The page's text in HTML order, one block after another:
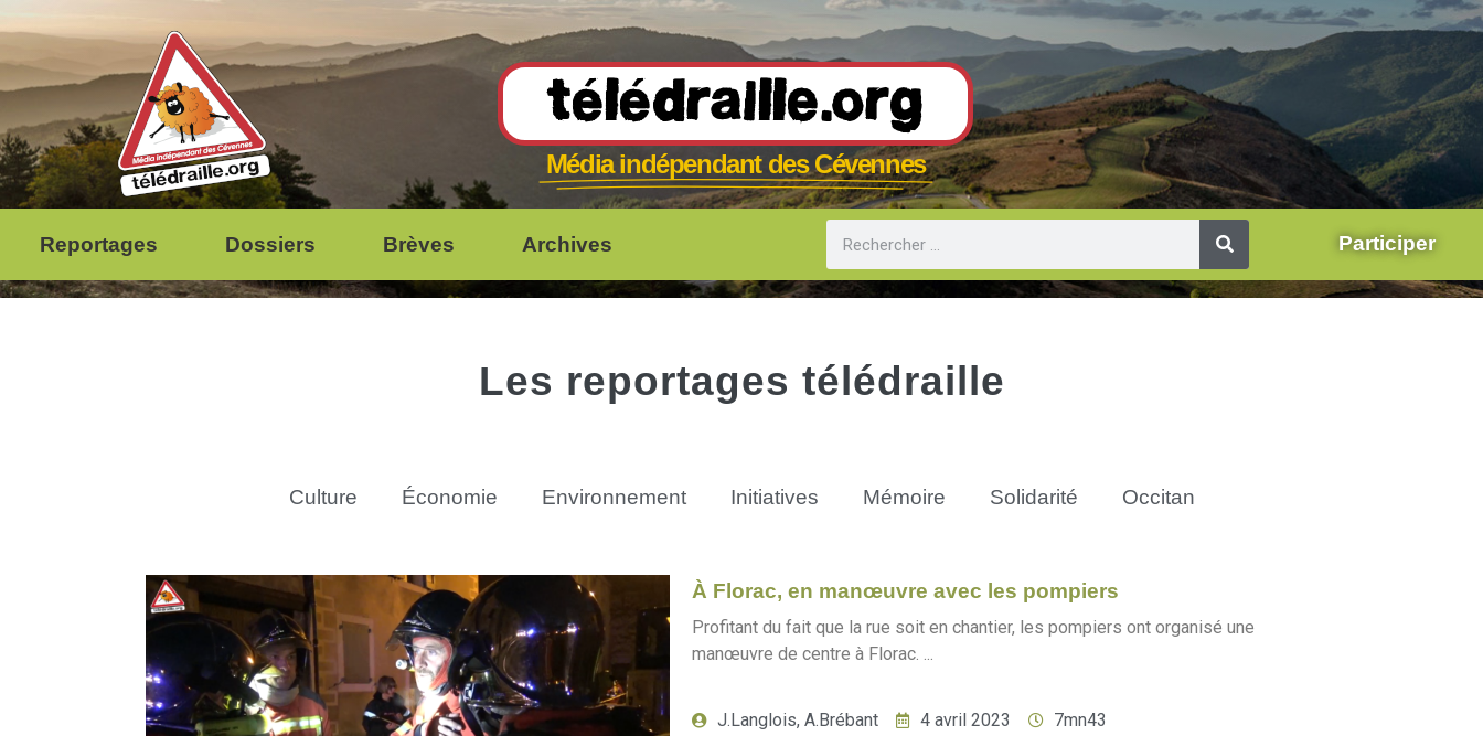
Télédraille.org
Média indépendant des Cévennes
Reportages Dossiers Brèves Archives Participer
Les reportages télédraille
Culture Économie Environnement Initiatives Mémoire Solidarité Occitan
À Florac, en manœuvre avec les pompiers
Profitant du fait que la rue soit en chantier, les pompiers ont organisé une
manœuvre de centre à Florac. ...
J.Langlois, A.Brébant 4 avril 2023 7mn43